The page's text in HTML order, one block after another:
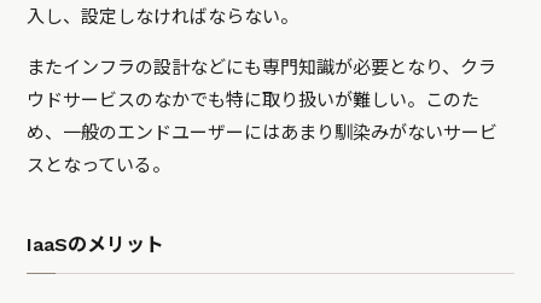
入し、設定しなければならない。
またインフラの設計などにも専門知識が必要となり、クラ
ウドサービスのなかでも特に取り扱いが難しい。このた
め、一般のエンドユーザーにはあまり馴染みがないサービ
スとなっている。
IaaSのメリット